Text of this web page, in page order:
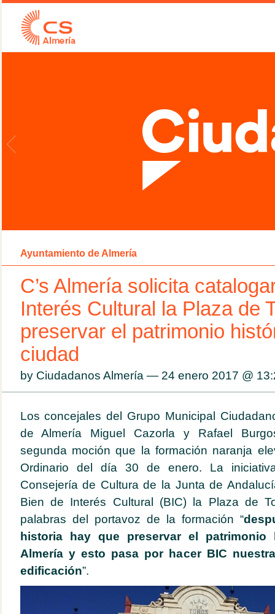
Ayuntamiento de Almería
C’s Almería solicita
Interés Cultural la Plaza de
preservar el patrimonio
ciudad
by Ciudadanos Almería — 24 enero 2017 @
Los concejales del Grupo Municipal
de Almería Miguel Cazorla y Rafael
segunda moción que la formación naranja
Ordinario del día 30 de enero. La
Consejería de Cultura de la Junta de
Bien de Interés Cultural (BIC) la Plaza de
palabras del portavoz de la formación “
historia hay que preservar el patrimonio
Almería y esto pasa por hacer BIC
edificación”.